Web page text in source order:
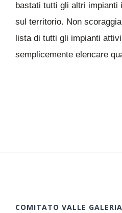
bastati tutti gli altri impianti
sul territorio. Non
lista di tutti gli impianti
semplicemente elencare
COMITATO VALLE